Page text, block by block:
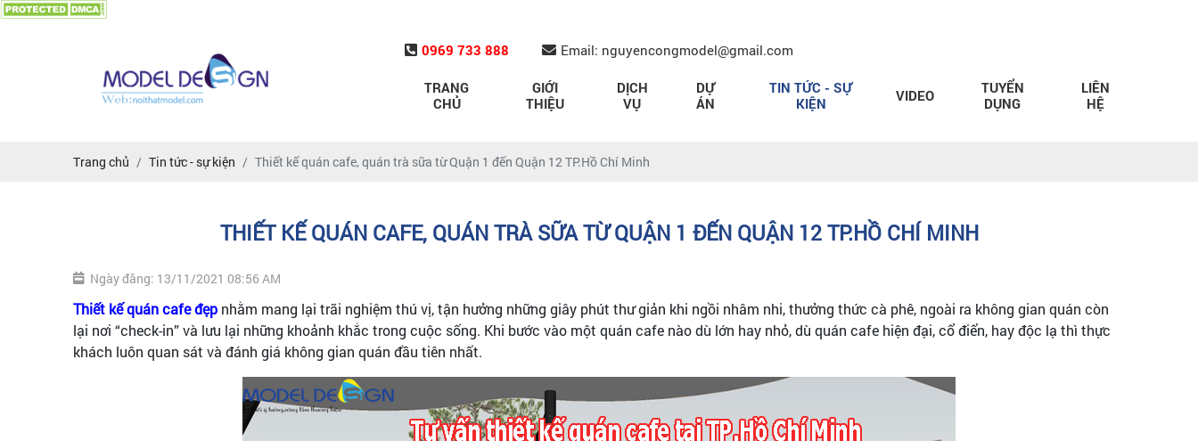
0969 733 888 Email: nguyencongmodel@gmail.com
TRANG
CHỦ
GIỚI
THIỆU
DỊCH
VỤ
DỰ
ÁN
TIN TỨC - SỰ
KIỆN
VIDEO
TUYỂN
DỤNG
LIÊN
HỆ
Trang chủ Tin tức - sự kiện Thiết kế quán cafe, quán trà sữa từ Quận 1 đến Quận 12 TP.Hồ Chí Minh
THIẾT KẾ QUÁN CAFE, QUÁN TRÀ SỮA TỪ QUẬN 1 ĐẾN QUẬN 12 TP.HỒ CHÍ MINH
Ngày đăng: 13/11/2021 08:56 AM
Thiết kế quán cafe đẹp nhằm mang lại trãi nghiệm thú vị, tận hưởng những giây phút thư giản khi ngồi nhâm nhi, thưởng thức cà phê, ngoài ra không gian quán còn
lại nơi “check-in” và lưu lại những khoảnh khắc trong cuộc sống. Khi bước vào một quán cafe nào dù lớn hay nhỏ, dù quán cafe hiện đại, cổ điển, hay độc lạ thì thực
khách luôn quan sát và đánh giá không gian quán đầu tiên nhất.